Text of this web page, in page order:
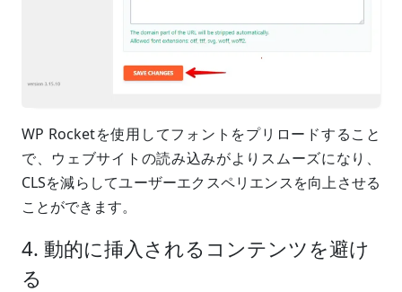
WP Rocketを使用してフォントをプリロードすること
で、ウェブサイトの読み込みがよりスムーズになり、
CLSを減らしてユーザーエクスペリエンスを向上させる
ことができます。
4. 動的に挿入されるコンテンツを避け
る